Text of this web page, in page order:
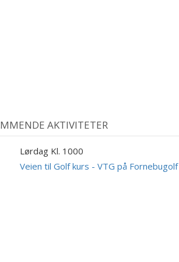
AKTIVITETER
Lørdag Kl. 1000
Veien til Golf kurs - VTG på Fornebugolf